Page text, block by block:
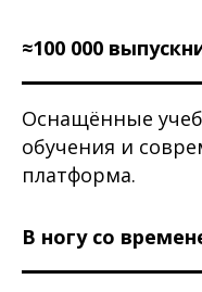
≈100 000
Оснащённые
обучения и
платформа.
В ногу со